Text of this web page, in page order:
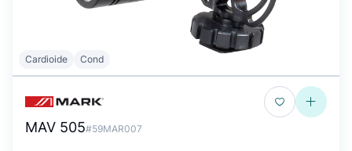
Cardioide Cond
MAV 505#59MAR007